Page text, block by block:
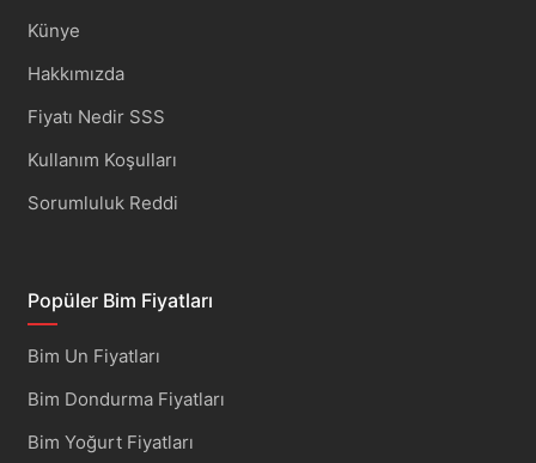
Künye
Hakkımızda
Fiyatı Nedir SSS
Kullanım Koşulları
Sorumluluk Reddi
Popüler Bim Fiyatları
Bim Un Fiyatları
Bim Dondurma Fiyatları
Bim Yoğurt Fiyatları